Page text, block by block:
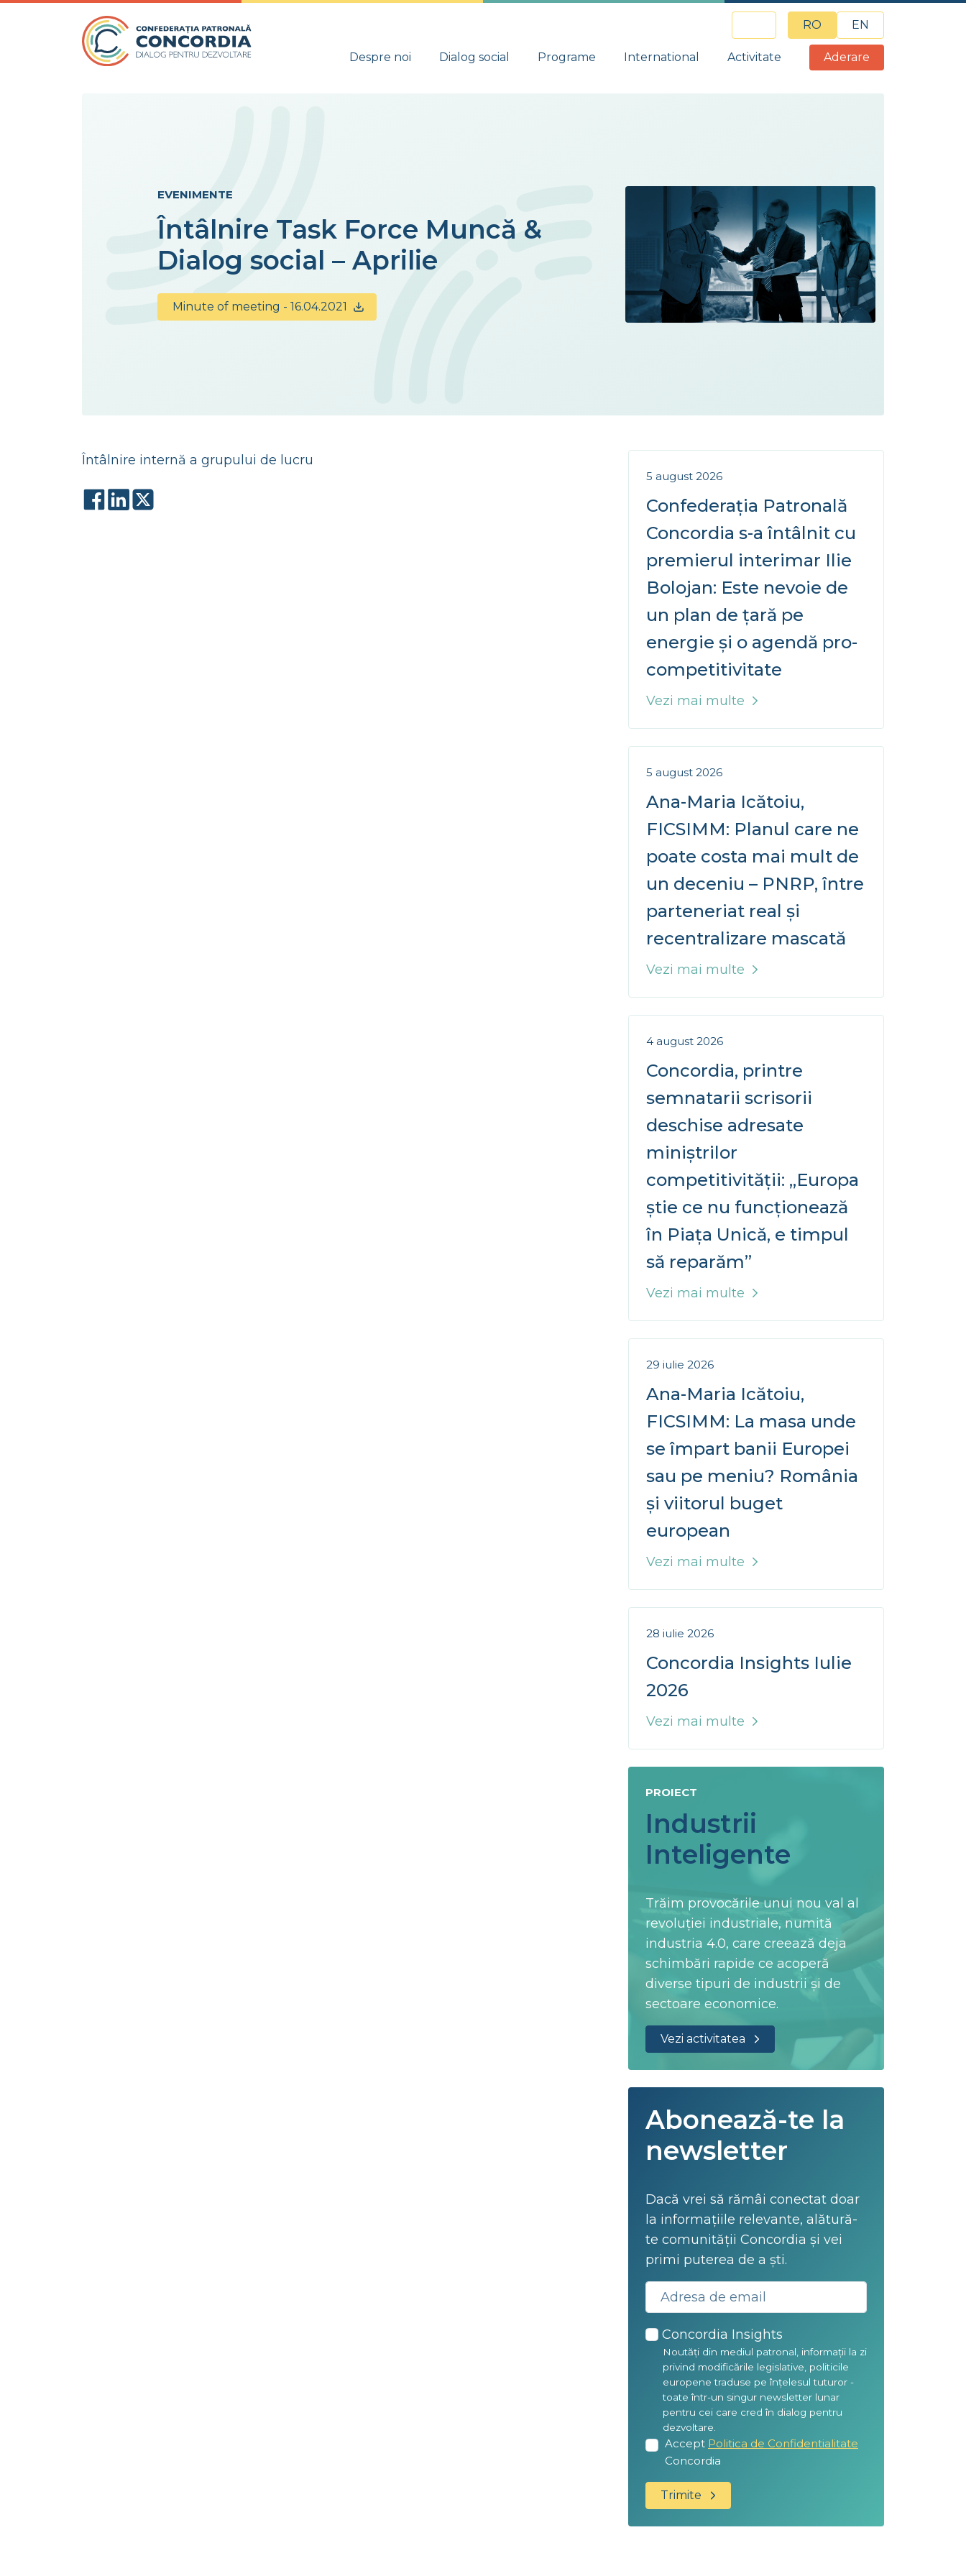
RO EN
Despre noi Dialog social Programe International Activitate Aderare
EVENIMENTE
Întâlnire Task Force Muncă &
Dialog social – Aprilie
Minute of meeting - 16.04.2021
Întâlnire internă a grupului de lucru
Confederația Patronală
Concordia s-a întâlnit cu
premierul interimar Ilie
Bolojan: Este nevoie de
un plan de țară pe
energie și o agendă pro-
competitivitate
5 august 2026
Ana-Maria Icătoiu,
FICSIMM: Planul care ne
poate costa mai mult de
un deceniu – PNRP, între
parteneriat real și
recentralizare mascată
5 august 2026
Concordia, printre
semnatarii scrisorii
deschise adresate
miniștrilor
competitivității: „Europa
știe ce nu funcționează
în Piața Unică, e timpul
să reparăm”
4 august 2026
Ana-Maria Icătoiu,
FICSIMM: La masa unde
se împart banii Europei
sau pe meniu? România
și viitorul buget
european
29 iulie 2026
Concordia Insights Iulie
2026
28 iulie 2026
PROIECT
Industrii
Inteligente
Trăim provocările unui nou val al
revoluției industriale, numită
industria 4.0, care creează deja
schimbări rapide ce acoperă
diverse tipuri de industrii și de
sectoare economice.
Vezi activitatea
Abonează-te la
newsletter
Dacă vrei să rămâi conectat doar
la informațiile relevante, alătură-
te comunității Concordia și vei
primi puterea de a ști.
Concordia Insights
Noutăți din mediul patronal, informații la zi
privind modificările legislative, politicile
europene traduse pe înțelesul tuturor -
toate într-un singur newsletter lunar
pentru cei care cred în dialog pentru
dezvoltare.
Accept Politica de Confidentialitate
Concordia
Trimite